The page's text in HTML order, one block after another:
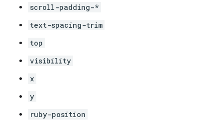
scroll-padding-*
text-spacing-trim
top
visibility
x
y
ruby-position